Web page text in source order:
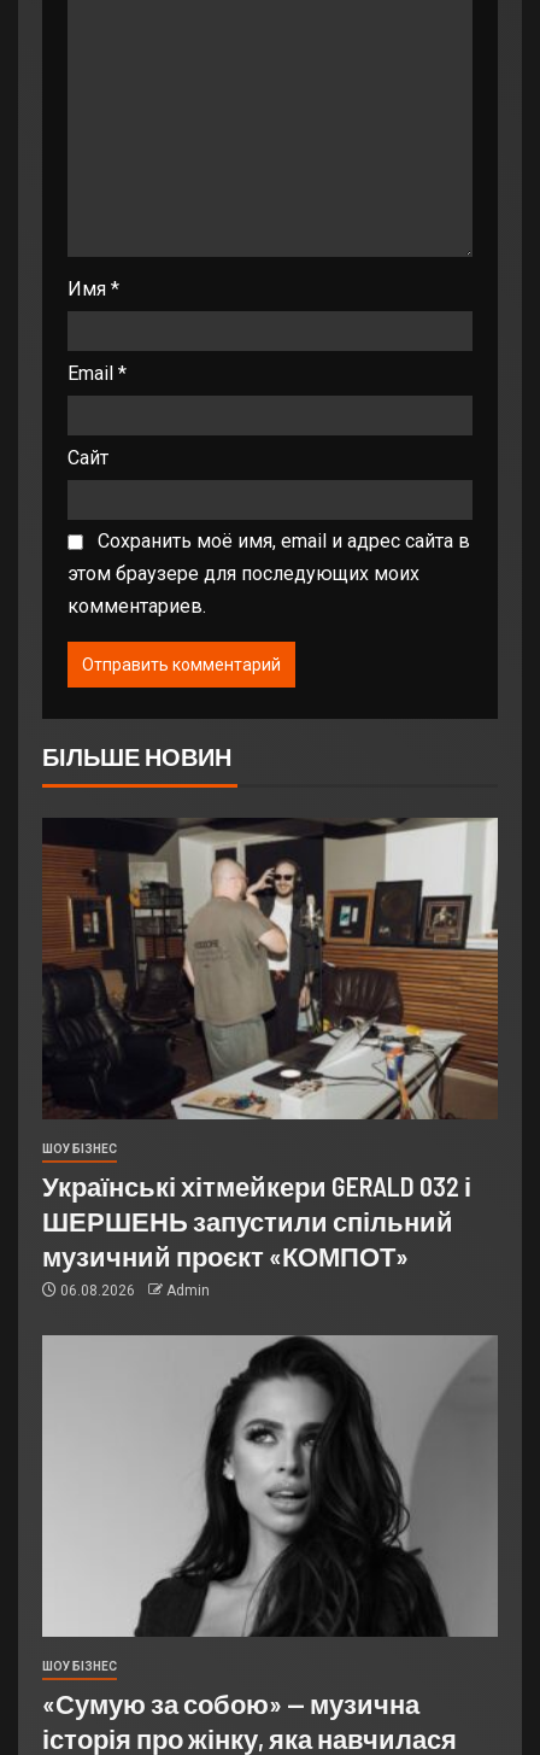
Имя *
Email *
Сайт
Сохранить моё имя, email и адрес сайта в
этом браузере для последующих моих
комментариев.
БІЛЬШЕ НОВИН
ШОУ БІЗНЕС
Українські хітмейкери GERALD 032 і
ШЕРШЕНЬ запустили спільний
музичний проєкт «КОМПОТ»
06.08.2026 Admin
ШОУ БІЗНЕС
«Сумую за собою» — музична
історія про жінку, яка навчилася